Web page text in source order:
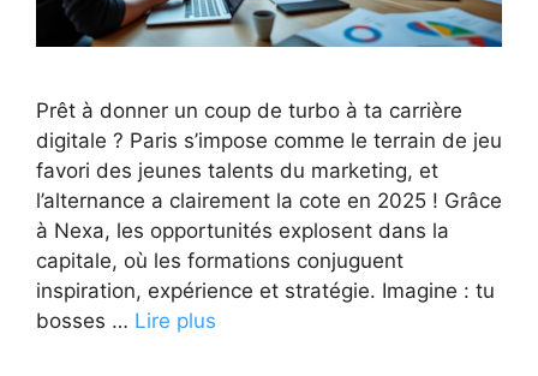
Prêt à donner un coup de turbo à ta carrière
digitale ? Paris s’impose comme le terrain de jeu
favori des jeunes talents du marketing, et
l’alternance a clairement la cote en 2025 ! Grâce
à Nexa, les opportunités explosent dans la
capitale, où les formations conjuguent
inspiration, expérience et stratégie. Imagine : tu
bosses … Lire plus